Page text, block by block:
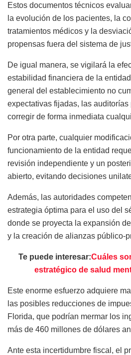
Estos documentos técnicos
la evolución de los pacientes, la
tratamientos médicos y la
propensas fuera del sistema de
De igual manera, se vigilará la
estabilidad financiera de la
general del establecimiento no
expectativas fijadas, las
corregir de forma inmediata
Por otra parte, cualquier
funcionamiento de la entidad
revisión independiente y un
abierto, evitando decisiones
Además, las autoridades
estrategia óptima para el uso del
donde se proyecta la expansión
y la creación de alianzas público-
Te puede interesar:Cuáles
estratégico de salud
Este enorme esfuerzo adquiere
las posibles reducciones de
Florida, que podrían mermar los
más de 460 millones de dólares
Ante esta incertidumbre fiscal, el